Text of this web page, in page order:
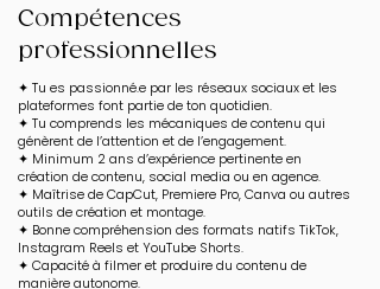
Compétences
professionnelles
✦ Tu es passionné.e par les réseaux sociaux et les
plateformes font partie de ton quotidien.
✦ Tu comprends les mécaniques de contenu qui
génèrent de l’attention et de l’engagement.
✦ Minimum 2 ans d’expérience pertinente en
création de contenu, social media ou en agence.
✦ Maîtrise de CapCut, Premiere Pro, Canva ou autres
outils de création et montage.
✦ Bonne compréhension des formats natifs TikTok,
Instagram Reels et YouTube Shorts.
✦ Capacité à filmer et produire du contenu de
manière autonome.